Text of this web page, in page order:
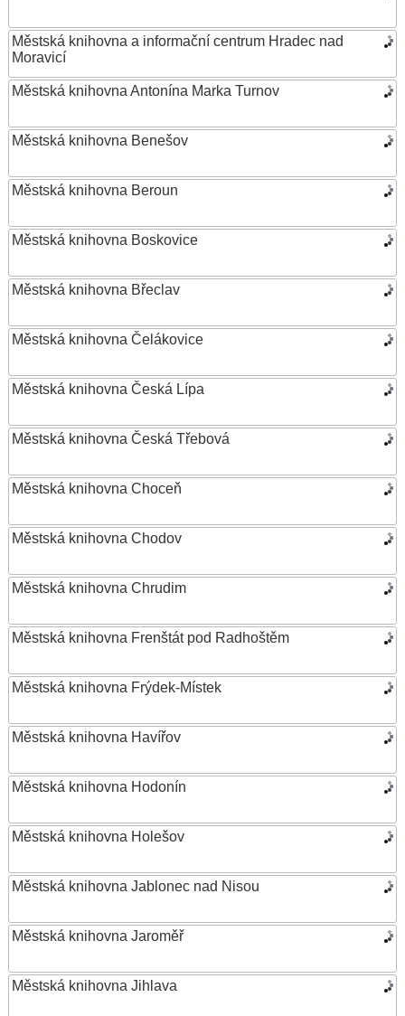
Městská knihovna a informační centrum Hradec nad
Moravicí
Městská knihovna Antonína Marka Turnov
Městská knihovna Benešov
Městská knihovna Beroun
Městská knihovna Boskovice
Městská knihovna Břeclav
Městská knihovna Čelákovice
Městská knihovna Česká Lípa
Městská knihovna Česká Třebová
Městská knihovna Choceň
Městská knihovna Chodov
Městská knihovna Chrudim
Městská knihovna Frenštát pod Radhoštěm
Městská knihovna Frýdek-Místek
Městská knihovna Havířov
Městská knihovna Hodonín
Městská knihovna Holešov
Městská knihovna Jablonec nad Nisou
Městská knihovna Jaroměř
Městská knihovna Jihlava